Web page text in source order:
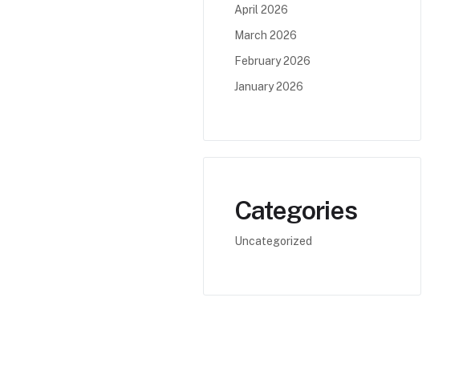
April 2026
March 2026
February 2026
January 2026
Categories
Uncategorized